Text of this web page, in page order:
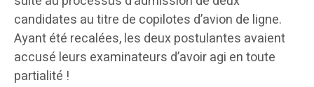
candidates au titre de copilotes d’avion de ligne.
Ayant été recalées, les deux postulantes avaient
accusé leurs examinateurs d’avoir agi en toute
partialité !